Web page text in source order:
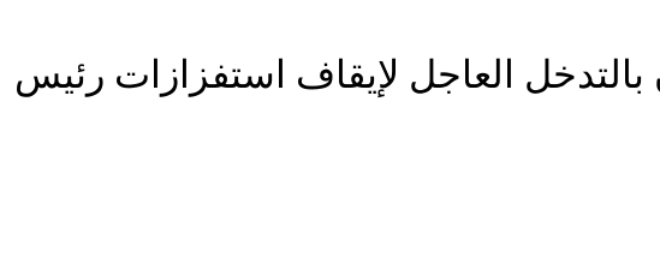
العاجل لإيقاف استفزازات رئيس